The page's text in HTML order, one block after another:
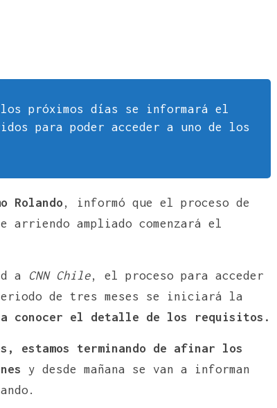
los próximos días se informará el
para poder acceder a uno de los
Rolando, informó que el proceso de
arriendo ampliado comenzará el
a CNN Chile, el proceso para acceder
de tres meses se iniciará la
a conocer el detalle de los requisitos.
estamos terminando de afinar los
y desde mañana se van a informan